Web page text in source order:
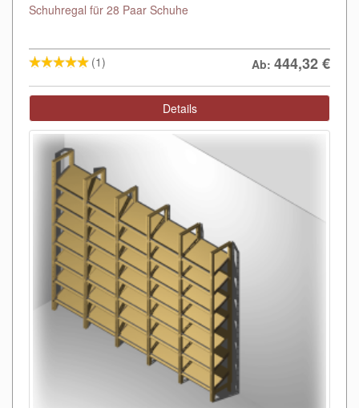
Schuhregal für 28 Paar Schuhe
(1) Ab: 444,32€
Details